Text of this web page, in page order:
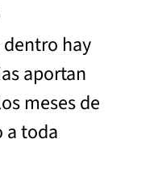
dentro hay
aportan
meses de
a toda